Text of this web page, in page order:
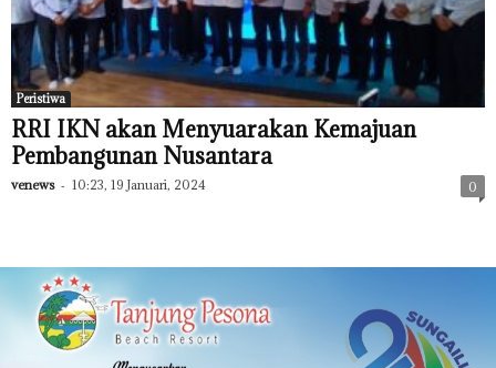
Peristiwa
RRI IKN akan Menyuarakan Kemajuan
Pembangunan Nusantara
venews - 10:23, 19 Januari, 2024 0